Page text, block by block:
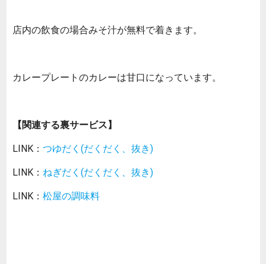
店内の飲食の場合みそ汁が無料で着きます。
カレープレートのカレーは甘口になっています。
【関連する裏サービス】
LINK： つゆだく(だくだく、抜き)
LINK： ねぎだく(だくだく、抜き)
LINK： 松屋の調味料